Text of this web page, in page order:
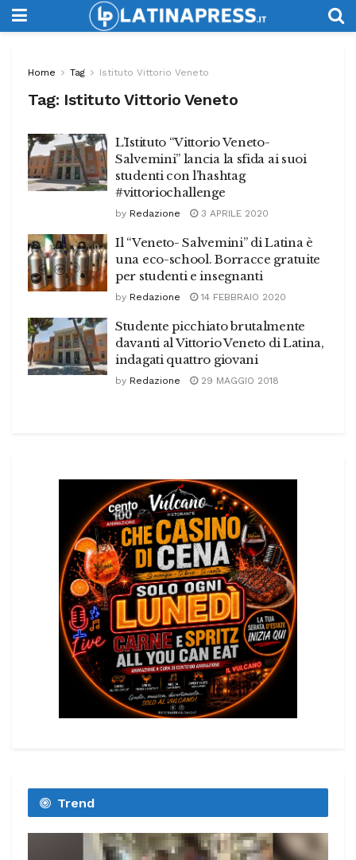
Home Tag Istituto Vittorio Veneto
Tag: Istituto Vittorio Veneto
L’Istituto “Vittorio Veneto-
Salvemini” lancia la sfida ai suoi
studenti con l’hashtag
#vittoriochallenge
by Redazione 3 APRILE 2020
Il “Veneto- Salvemini” di Latina è
una eco-school. Borracce gratuite
per studenti e insegnanti
by Redazione 14 FEBBRAIO 2020
Studente picchiato brutalmente
davanti al Vittorio Veneto di Latina,
indagati quattro giovani
by Redazione 29 MAGGIO 2018
Trend